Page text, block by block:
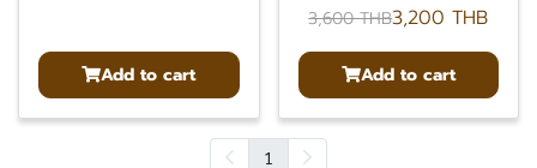
Add to cart
3,600 THB3,200 THB
Add to cart
1